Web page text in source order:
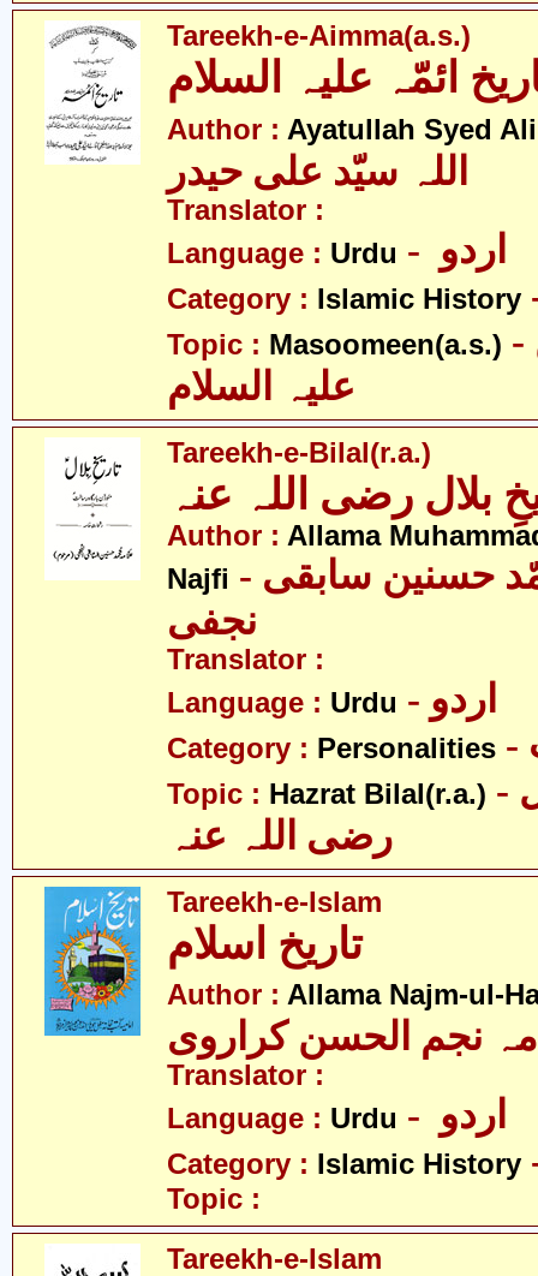
Tareekh-e-Aimma(a.s.)
ائمّہ علیہ السلام
Author : Ayatullah Syed
اللہ سیّد علی حیدر
Translator :
Language : Urdu
Category : Islamic History
Topic : Masoomeen(a.s.) - معصومین
علیہ السلام
Tareekh-e-Bilal(r.a.)
بلال رضی اللہ عنہ
Author : Allama
Najfi - علامہ محمّد حسنین سابقی
نجفی
Translator :
Language : Urdu - اردو
Category : Personalities
Topic : Hazrat Bilal(r.a.) - حضرت بلال
رضی اللہ عنہ
Tareekh-e-Islam
تاریخ اسلام
Author : Allama Najm-ul-
نجم الحسن کراروی
Translator :
Language : Urdu
Category : Islamic History
Topic :
Tareekh-e-Islam